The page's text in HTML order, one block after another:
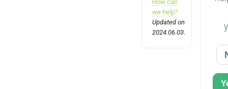
How can
we help?
Updated on
2024.06.03.